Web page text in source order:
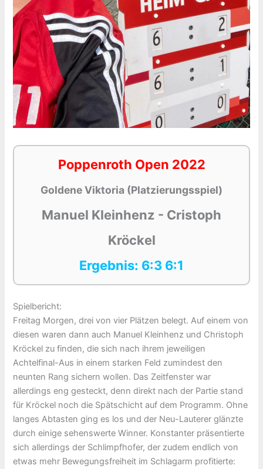
Poppenroth Open 2022
Goldene Viktoria (Platzierungsspiel)
Manuel Kleinhenz - Cristoph
Kröckel
Ergebnis: 6:3 6:1
Spielbericht:
Freitag Morgen, drei von vier Plätzen belegt. Auf einem von
diesen waren dann auch Manuel Kleinhenz und Christoph
Kröckel zu finden, die sich nach ihrem jeweiligen
Achtelfinal-Aus in einem starken Feld zumindest den
neunten Rang sichern wollen. Das Zeitfenster war
allerdings eng gesteckt, denn direkt nach der Partie stand
für Kröckel noch die Spätschicht auf dem Programm. Ohne
langes Abtasten ging es los und der Neu-Lauterer glänzte
durch einige sehenswerte Winner. Konstanter präsentierte
sich allerdings der Schlimpfhofer, der zudem endlich von
etwas mehr Bewegungsfreiheit im Schlagarm profitierte: